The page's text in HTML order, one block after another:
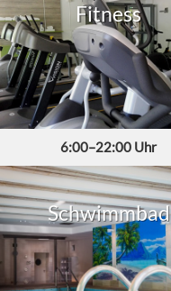
Fitness
6:00–22:00 Uhr
Schwimmbad